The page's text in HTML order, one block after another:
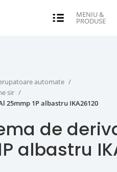
automate
sir
25mmp 1P albastru IKA26120
de
albastru